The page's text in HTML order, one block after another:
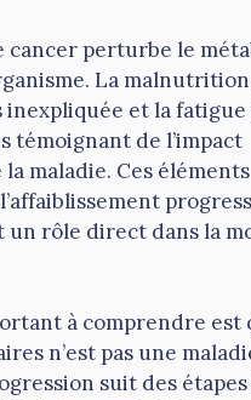
cancer perturbe le
La
inexpliquée et la
témoignant de l’impact
maladie. Ces éléments
un rôle direct dans la
à comprendre est
n’est pas une
suit des